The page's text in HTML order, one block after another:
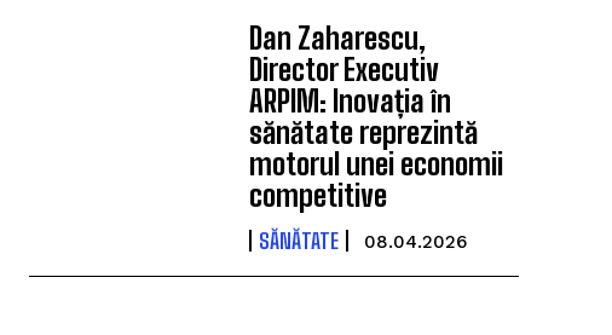
Dan Zaharescu,
Director Executiv
ARPIM: Inovația în
sănătate reprezintă
motorul unei economii
competitive
SĂNĂTATE 08.04.2026